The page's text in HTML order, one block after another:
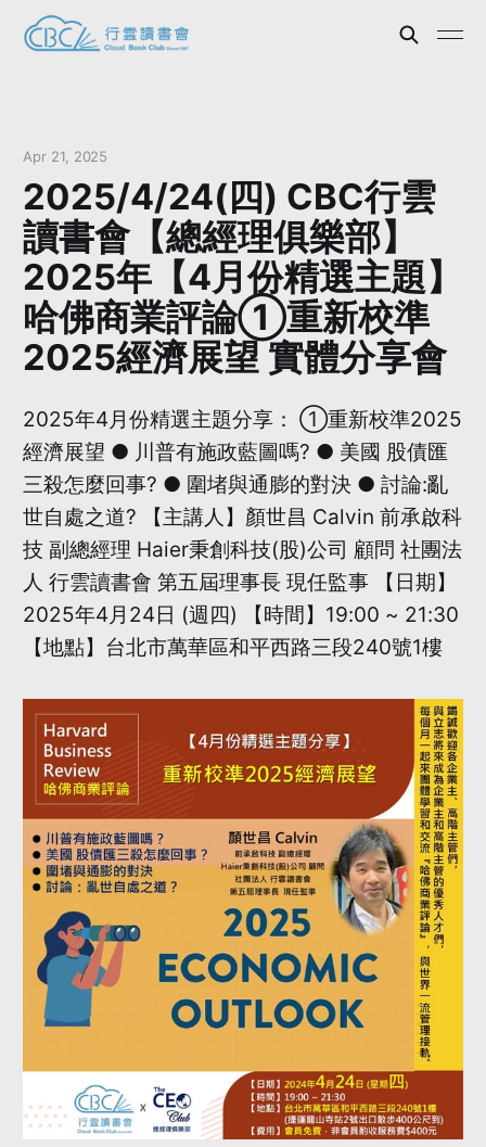
Apr 21, 2025
2025/4/24(四) CBC行雲
讀書會【總經理俱樂部】
2025年【4月份精選主題】
哈佛商業評論①重新校準
2025經濟展望 實體分享會
2025年4月份精選主題分享： ①重新校準2025
經濟展望 ● 川普有施政藍圖嗎? ● 美國 股債匯
三殺怎麼回事? ● 圍堵與通膨的對決 ● 討論:亂
世自處之道? 【主講人】顏世昌 Calvin 前承啟科
技 副總經理 Haier秉創科技(股)公司 顧問 社團法
人 行雲讀書會 第五屆理事長 現任監事 【日期】
2025年4月24日 (週四) 【時間】19:00 ~ 21:30
【地點】台北市萬華區和平西路三段240號1樓